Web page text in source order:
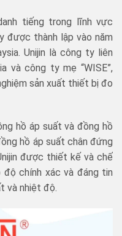
tiếng trong lĩnh vực
được thành lập vào năm
Unijin là công ty liên
và công ty mẹ “WISE”,
sản xuất thiết bị đo
hồ áp suất và đồng hồ
hồ áp suất chân đứng
được thiết kế và chế
chính xác và đáng tin
và nhiệt độ.